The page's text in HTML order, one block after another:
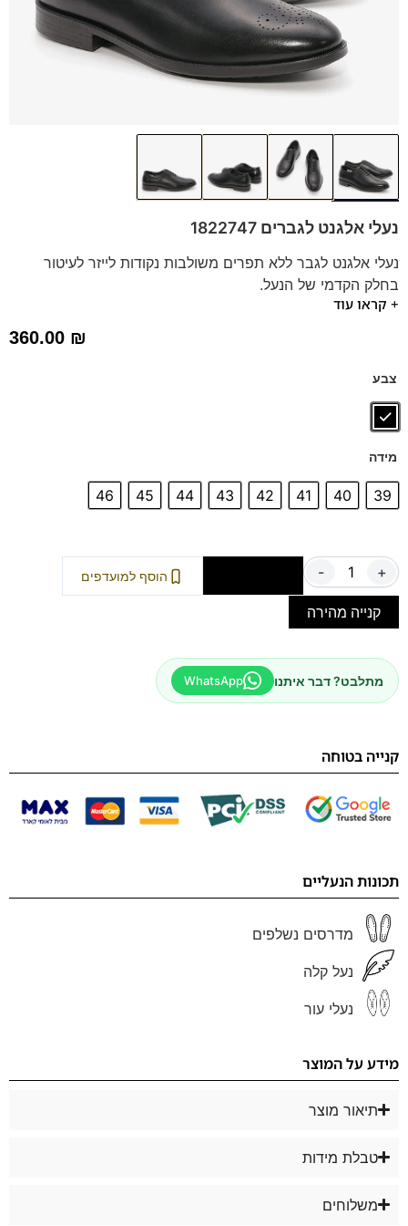
נעלי אלגנט לגברים 1822747
נעלי אלגנט לגבר ללא תפרים משולבות נקודות לייזר לעיטור
בחלק הקדמי של הנעל.
הנעליים מושלמות כנעלי חתן או לחליפות.
הנעליים עשויות עור רך ואיכותי.
+ קראו עוד
360.00 ₪
צבע
מידה
39
40
41
42
43
44
45
46
- + הוסף למועדפים
קנייה מהירה
מתלבט? דבר איתנו WhatsApp
קנייה בטוחה
תכונות הנעליים
מדרסים נשלפים
נעל קלה
נעלי עור
מידע על המוצר
תיאור מוצר
טבלת מידות
משלוחים